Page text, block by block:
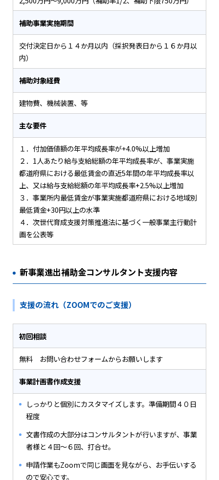
補助事業実施期間
交付決定日から１４か月以内（採択発表日から１６か月以
内）
補助対象経費
建物費、機械装置、等
主な要件
１．付加価値額の年平均成長率が+4.0%以上増加
２．1人あたり給与支給総額の年平均成長率が、事業実施
都道府県における最低賃金の直近5年間の年平均成長率以
上、又は給与支給総額の年平均成長率+2.5%以上増加
３．事業所内最低賃金が事業実施都道府県における地域別
最低賃金+30円以上の水準
４．次世代育成支援対策推進法に基づく一般事業主行動計
画を公表等
新事業進出補助金コンサルタント支援内容
支援の流れ（ZOOMでのご支援）
初回相談
無料 お問い合わせフォームからお願いします
事業計画書作成支援
しっかりと個別にカスタマイズします。準備期間４０日
程度
文書作成の大部分はコンサルタントが行いますが、事業
者様と４回～６回、打合せ。
申請作業もZoomで同じ画面を見ながら、お手伝いする
ので安心です。